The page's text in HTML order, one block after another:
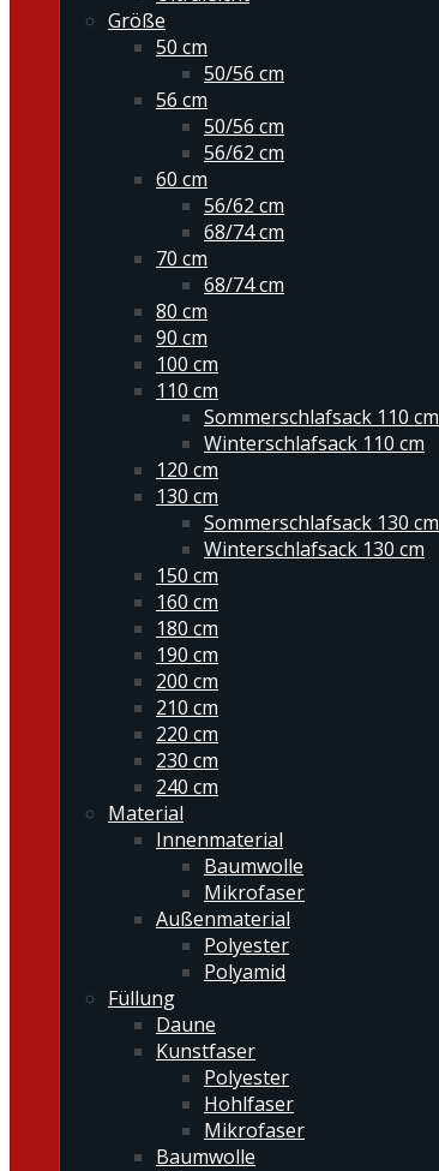
Größe
50 cm
50/56 cm
56 cm
50/56 cm
56/62 cm
60 cm
56/62 cm
68/74 cm
70 cm
68/74 cm
80 cm
90 cm
100 cm
110 cm
Sommerschlafsack 110 cm
Winterschlafsack 110 cm
120 cm
130 cm
Sommerschlafsack 130 cm
Winterschlafsack 130 cm
150 cm
160 cm
180 cm
190 cm
200 cm
210 cm
220 cm
230 cm
240 cm
Material
Innenmaterial
Baumwolle
Mikrofaser
Außenmaterial
Polyester
Polyamid
Füllung
Daune
Kunstfaser
Polyester
Hohlfaser
Mikrofaser
Baumwolle